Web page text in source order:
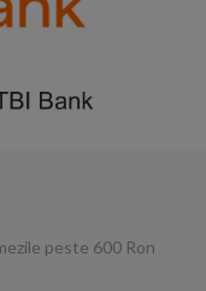
peste 600 Ron